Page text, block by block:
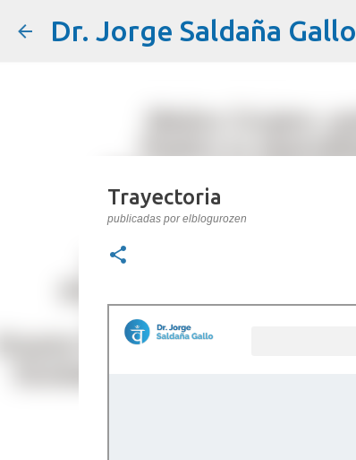
Dr. Jorge Saldaña Gallo
Trayectoria
publicadas porelblogurozen